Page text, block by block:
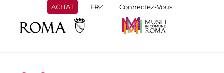
ACHAT Connectez-Vous